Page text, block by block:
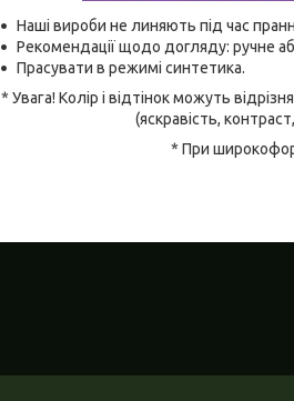
Наші вироби не линяють під час
Рекомендації щодо догляду: ручне
Прасувати в режимі синтетика.
* Увага! Колір і відтінок можуть
(яскравість,
* При